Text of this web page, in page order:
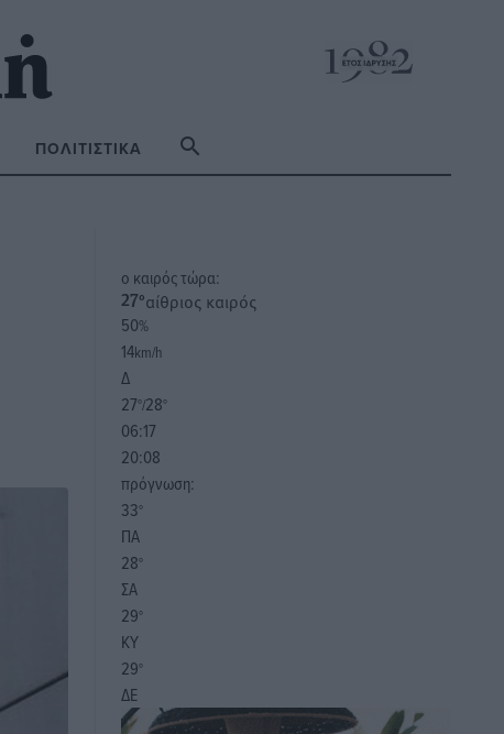
ΠΟΛΙΤΙΣΤΙΚΆ
o καιρός τώρα:
27°αίθριος καιρός
50%
14km/h
Δ
27°/28°
06:17
20:08
πρόγνωση:
33°
ΠΑ
28°
ΣΑ
29°
ΚΥ
29°
ΔΕ